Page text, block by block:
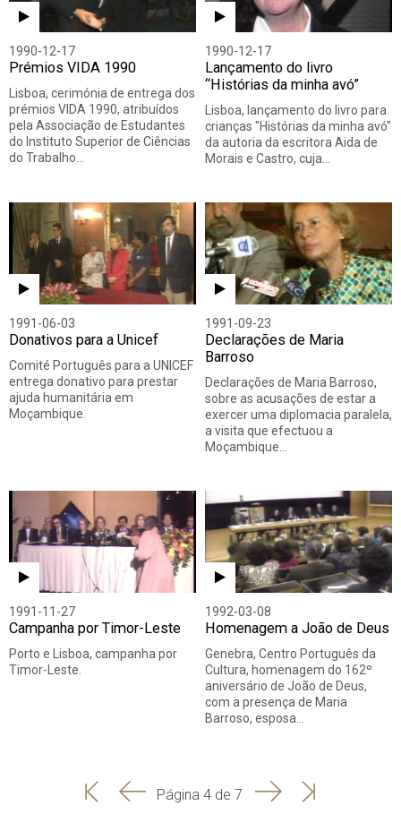
1990-12-17
Prémios VIDA 1990
Lisboa, cerimónia de entrega dos
prémios VIDA 1990, atribuídos
pela Associação de Estudantes
do Instituto Superior de Ciências
do Trabalho…
1990-12-17
Lançamento do livro
“Histórias da minha avó”
Lisboa, lançamento do livro para
crianças "Histórias da minha avó"
da autoria da escritora Aida de
Morais e Castro, cuja…
1991-06-03
Donativos para a Unicef
Comité Português para a UNICEF
entrega donativo para prestar
ajuda humanitária em
Moçambique.
1991-09-23
Declarações de Maria
Barroso
Declarações de Maria Barroso,
sobre as acusações de estar a
exercer uma diplomacia paralela,
a visita que efectuou a
Moçambique…
1991-11-27
Campanha por Timor-Leste
Porto e Lisboa, campanha por
Timor-Leste.
1992-03-08
Homenagem a João de Deus
Genebra, Centro Português da
Cultura, homenagem do 162º
aniversário de João de Deus,
com a presença de Maria
Barroso, esposa…
'
'
Página 4 de 7 SeguinteÚltima